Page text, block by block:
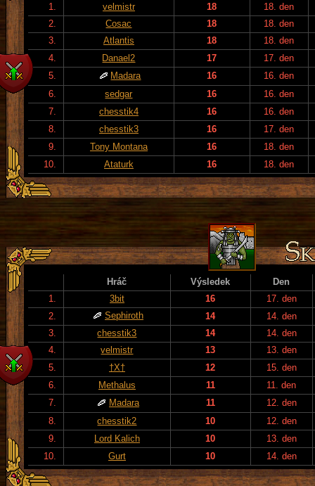
1.
velmistr 18
18. den
2.
Cosac 18
18. den
3.
Atlantis 18
18. den
4.
Danael2 17
17. den
5.
Madara 16
16. den
6.
sedgar 16
16. den
7.
chesstik4 16
16. den
8.
chesstik3 16
17. den
9.
Tony Montana 16
18. den
10.
Ataturk 16 18. den
Hráč Výsledek
Den
1.
3bit 16
17. den
2.
Sephiroth 14
14. den
3.
chesstik3 14
14. den
4.
velmistr 13
13. den
5.
†X† 12
15. den
6.
Methalus 11
11. den
7.
Madara 11
12. den
8.
chesstik2 10
12. den
9.
Lord Kalich 10
13. den
10.
Gurt 10 14. den